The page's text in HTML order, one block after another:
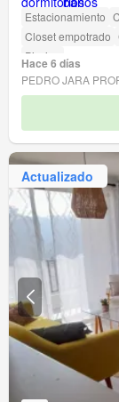
Estacionamiento
Closet empotrado
Piscina
Hace 6 días
PEDRO JARA
Actualizado